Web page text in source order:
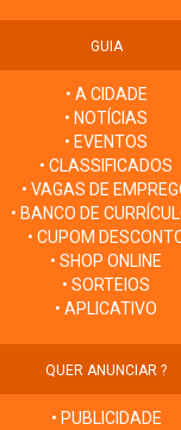
GUIA
• A CIDADE
• NOTÍCIAS
• EVENTOS
• CLASSIFICADOS
• VAGAS DE
• BANCO DE
• CUPOM
• SHOP ONLINE
• SORTEIOS
• APLICATIVO
QUER ANUNCIAR ?
• PUBLICIDADE